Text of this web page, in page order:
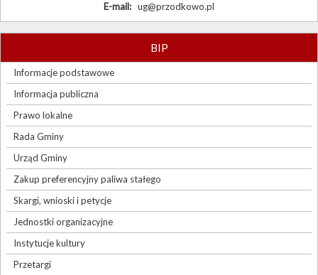
E-mail: ug@przodkowo.pl
BIP
Informacje podstawowe
Informacja publiczna
Prawo lokalne
Rada Gminy
Urząd Gminy
Zakup preferencyjny paliwa stałego
Skargi, wnioski i petycje
Jednostki organizacyjne
Instytucje kultury
Przetargi